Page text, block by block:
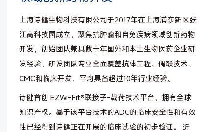
上海诗健生物科技有限公司于2017年在上海浦东新区张
江高科技园成立，聚焦抗肿瘤和自免疾病领域创新药物
开发，创始团队兼具数十年国外和本土生物医药企业研
发经验，研发团队专业全面覆盖抗体工程、偶联技术、
CMC和临床开发，平均具备超过10年行业经验。
诗健首创 EZWi-Fit®联接子-载荷技术平台，拥有全球
知识产权。基于该平台技术的ADC的临床安全性和有效
性已经得到诗健正在开展的临床试验的初步验证。 近